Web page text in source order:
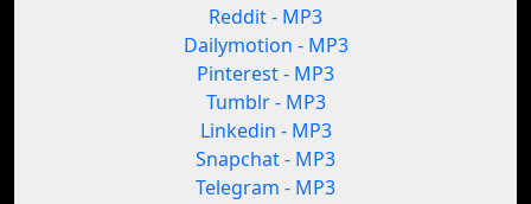
Reddit - MP3
Dailymotion - MP3
Pinterest - MP3
Tumblr - MP3
Linkedin - MP3
Snapchat - MP3
Telegram - MP3